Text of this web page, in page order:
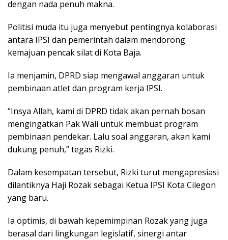
dengan nada penuh makna.
Politisi muda itu juga menyebut pentingnya kolaborasi
antara IPSI dan pemerintah dalam mendorong
kemajuan pencak silat di Kota Baja.
Ia menjamin, DPRD siap mengawal anggaran untuk
pembinaan atlet dan program kerja IPSI.
“Insya Allah, kami di DPRD tidak akan pernah bosan
mengingatkan Pak Wali untuk membuat program
pembinaan pendekar. Lalu soal anggaran, akan kami
dukung penuh,” tegas Rizki.
Dalam kesempatan tersebut, Rizki turut mengapresiasi
dilantiknya Haji Rozak sebagai Ketua IPSI Kota Cilegon
yang baru.
Ia optimis, di bawah kepemimpinan Rozak yang juga
berasal dari lingkungan legislatif, sinergi antar